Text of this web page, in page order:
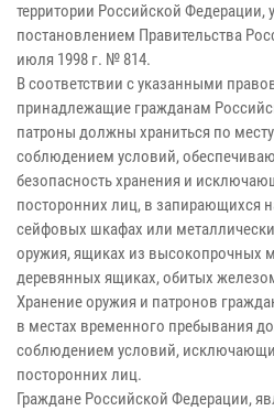
территории Российской Федерации,
постановлением Правительства
июля 1998 г. № 814.
В соответствии с указанными
принадлежащие гражданам
патроны должны храниться по
соблюдением условий,
безопасность хранения и
посторонних лиц, в запирающихся
сейфовых шкафах или
оружия, ящиках из высокопрочных
деревянных ящиках, обитых
Хранение оружия и патронов
в местах временного пребывания
соблюдением условий,
посторонних лиц.
Граждане Российской Федерации,